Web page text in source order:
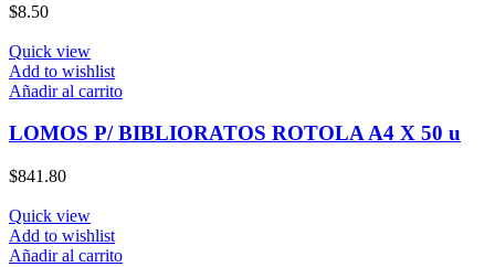
$8.50
Quick view
Add to wishlist
Añadir al carrito
LOMOS P/ BIBLIORATOS ROTOLA A4 X 50 u
$841.80
Quick view
Add to wishlist
Añadir al carrito